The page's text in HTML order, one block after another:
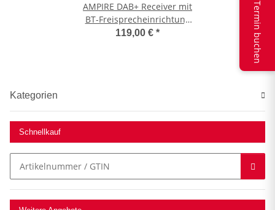
AMPIRE DAB+ Receiver mit
BT-Freisprecheinrichtung
inklusive DAB+ Antenne
119,00 € *
Kategorien
Schnellkauf
Termin buchen